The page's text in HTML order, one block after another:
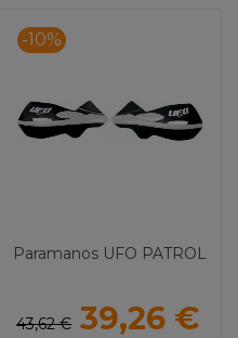
-10%
Paramanos UFO PATROL
43,62 € 39,26 €